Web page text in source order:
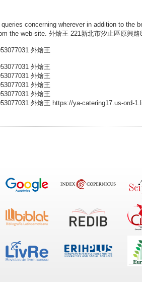
concerning wherever in addition to the
the web-site. 外燴王 221新北市汐止區原興路
外燴王
外燴王
外燴王
外燴王
外燴王
外燴王 https://ya-catering17.us-ord-